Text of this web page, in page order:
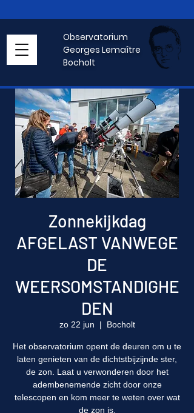
Observatorium
Georges Lemaître
Bocholt
Zonnekijkdag
AFGELAST VANWEGE
DE
WEERSOMSTANDIGHE
DEN
zo 22 jun
  |
Bocholt
Het observatorium opent de deuren om u te
laten genieten van de dichtstbijzijnde ster,
de zon. Laat u verwonderen door het
adembenemende zicht door onze
telescopen en kom meer te weten over wat
de zon is.